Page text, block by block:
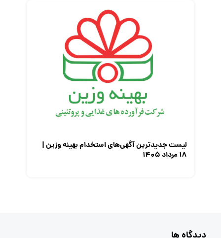
لیست جدیدترین آگهی‌های استخدام بهینه وزین |
۱۸ مرداد ۱۴۰۵